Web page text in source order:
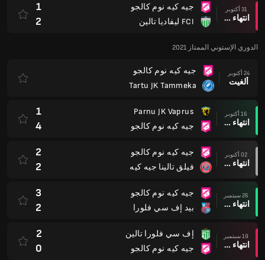
31 أكتوبر
انتهاء وقت المباراة
جيه كيه نوم كالجو
FCI ليفاديا تالين
1
2
الدوري الإستوني الممتاز 2021
24 أكتوبر
ألغيت
جيه كيه نوم كالجو
Tartu JK Tammeka
16 أكتوبر
انتهاء وقت المباراة
Parnu JK Vaprus
جيه كيه نوم كالجو
1
4
02 أكتوبر
انتهاء وقت المباراة
جيه كيه نوم كالجو
فيلق تالينا جيه كيه
2
2
26 سبتمبر
انتهاء وقت المباراة
جيه كيه نوم كالجو
بيد إف سي فلورا
3
2
19 سبتمبر
انتهاء وقت المباراة
إف سي فلورا تالين
جيه كيه نوم كالجو
2
0